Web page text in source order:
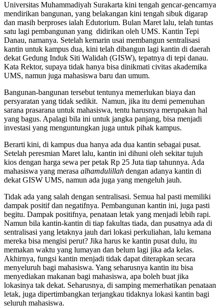
Universitas Muhammadiyah Surakarta kini tengah gencar-gencarnya
mendirikan bangunan, yang belakangan kini tengah sibuk digarap
dan masih berproses ialah Edutorium. Bulan Maret lalu, telah tuntas
satu lagi pembangunan yang didirikan oleh UMS. Kantin Tepi
Danau, namanya. Setelah kemarin usai membangun sentralisasi
kantin untuk kampus dua, kini telah dibangun lagi kantin di daerah
dekat Gedung Induk Siti Walidah (GISW), tepatnya di tepi danau.
Kata Rektor, supaya tidak hanya bisa dinikmati civitas akademika
UMS, namun juga mahasiswa baru dan umum.
Bangunan-bangunan tersebut tentunya memerlukan biaya dan
persyaratan yang tidak sedikit. Namun, jika itu demi pemenuhan
sarana prasarana untuk mahasiswa, tentu harusnya merupakan hal
yang bagus. Apalagi bila ini untuk jangka panjang, bisa menjadi
investasi yang menguntungkan juga untuk pihak kampus.
Berarti kini, di kampus dua hanya ada dua kantin sebagai pusat.
Setelah peresmian Maret lalu, kantin ini dihuni oleh sekitar tujuh
kios dengan harga sewa per petak Rp 25 Juta tiap tahunnya. Ada
mahasiswa yang merasa alhamdulillah dengan adanya kantin di
dekat GISW UMS, namun ada juga yang mengeluh jauh.
Tidak ada yang salah dengan sentralisasi. Semua hal pasti memiliki
dampak positif dan negatifnya. Pembangunan kantin ini, juga pasti
begitu. Dampak positifnya, penataan letak yang menjadi lebih rapi.
Namun bila kantin-kantin di tiap fakultas tiada, dan pusatnya ada di
sentralisasi yang letaknya jauh dari lokasi perkuliahan, lalu kemana
mereka bisa mengisi perut? Jika harus ke kantin pusat dulu, itu
memakan waktu yang lumayan dan belum lagi jika ada kelas.
Akhirnya, fungsi kantin menjadi tidak dapat diterapkan secara
menyeluruh bagi mahasiswa. Yang seharusnya kantin itu bisa
menyediakan makanan bagi mahasiswa, apa boleh buat jika
lokasinya tak dekat. Seharusnya, di samping memerhatikan penataan
letak, juga dipertimbangkan terjangkau tidaknya lokasi kantin bagi
seluruh mahasiswa.